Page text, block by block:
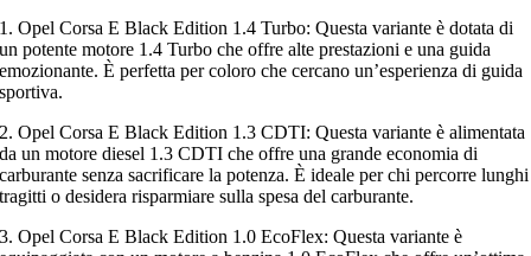
1. Opel Corsa E Black Edition 1.4 Turbo: Questa variante è dotata di
un potente motore 1.4 Turbo che offre alte prestazioni e una guida
emozionante. È perfetta per coloro che cercano un’esperienza di guida
sportiva.
2. Opel Corsa E Black Edition 1.3 CDTI: Questa variante è alimentata
da un motore diesel 1.3 CDTI che offre una grande economia di
carburante senza sacrificare la potenza. È ideale per chi percorre lunghi
tragitti o desidera risparmiare sulla spesa del carburante.
3. Opel Corsa E Black Edition 1.0 EcoFlex: Questa variante è